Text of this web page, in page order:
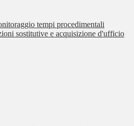
tempi procedimentali
sostitutive e acquisizione d'ufficio